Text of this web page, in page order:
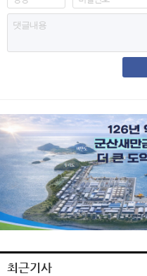
최근기사